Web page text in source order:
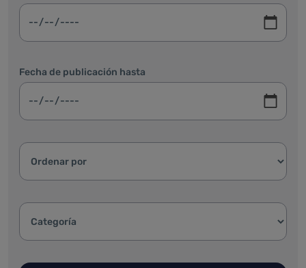
Fecha de publicación hasta
Ordenar resultados:
Categoría de la noticia: